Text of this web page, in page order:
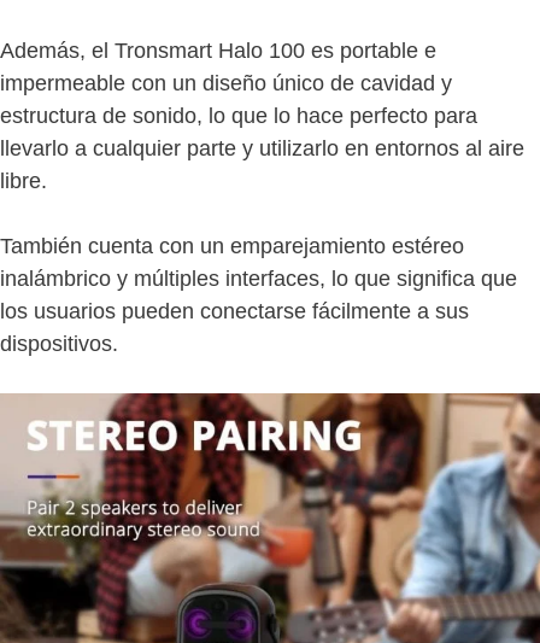
Además, el Tronsmart Halo 100 es portable e
impermeable con un diseño único de cavidad y
estructura de sonido, lo que lo hace perfecto para
llevarlo a cualquier parte y utilizarlo en entornos al aire
libre.
También cuenta con un emparejamiento estéreo
inalámbrico y múltiples interfaces, lo que significa que
los usuarios pueden conectarse fácilmente a sus
dispositivos.